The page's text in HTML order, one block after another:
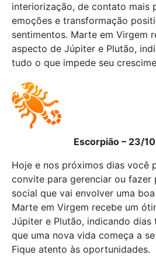
interiorização, de contato mais
emoções e transformação
sentimentos. Marte em Virgem
aspecto de Júpiter e Plutão,
tudo o que impede seu
Escorpião – 23/10
Hoje e nos próximos dias você
convite para gerenciar ou
social que vai envolver uma
Marte em Virgem recebe um
Júpiter e Plutão, indicando dias
que uma nova vida começa a
Fique atento às oportunidades.